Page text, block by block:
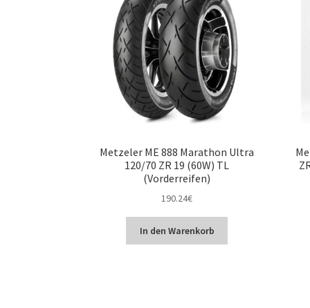
Metzeler ME 888 Marathon Ultra
120/70 ZR 19 (60W) TL
(Vorderreifen)
190.24€
In den Warenkorb